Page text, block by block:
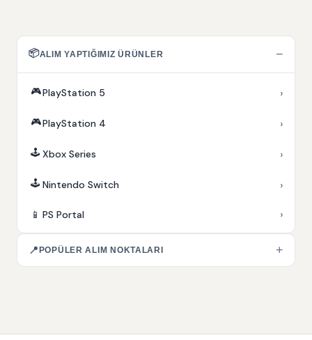
📦ALIM YAPTIĞIMIZ ÜRÜNLER −
🎮PlayStation 5 ›
🎮PlayStation 4 ›
🕹️ Xbox Series ›
🕹️ Nintendo Switch ›
📱 PS Portal ›
📍 POPÜLER ALIM NOKTALARI +